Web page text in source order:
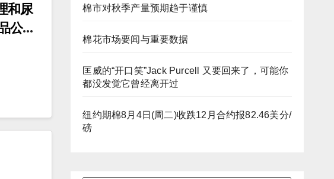
和尿
公司
棉市对秋季产量预期趋于谨慎
棉花市场要闻与重要数据
匡威的“开口笑”Jack Purcell 又要回来了，可能你
都没发觉它曾经离开过
纽约期棉8月4日(周二)收跌12月合约报82.46美分/
磅